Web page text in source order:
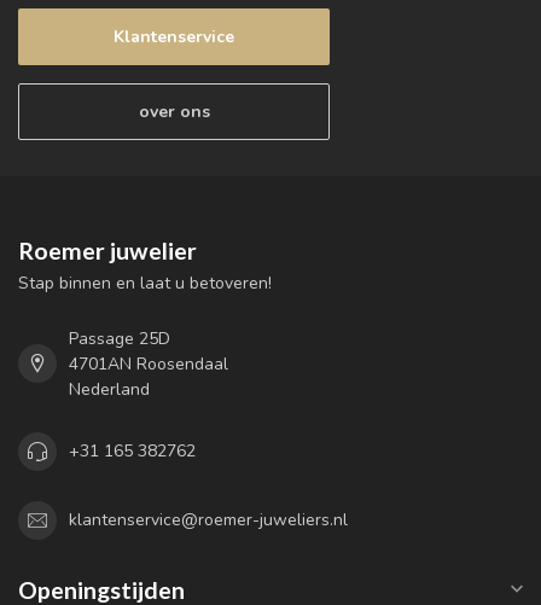
Klantenservice
over ons
Roemer juwelier
Stap binnen en laat u betoveren!
Passage 25D
4701AN Roosendaal
Nederland
+31 165 382762
klantenservice@roemer-juweliers.nl
Openingstijden